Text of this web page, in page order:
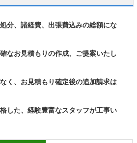
分、諸経費、出張費込みの総額にな
なお見積もりの作成、ご提案いたし
く、お見積もり確定後の追加請求は
した、経験豊富なスタッフが工事い